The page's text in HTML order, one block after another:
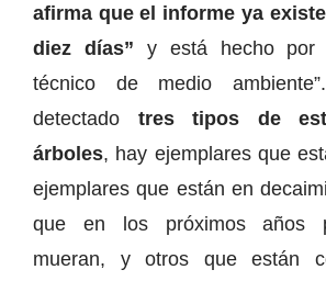
afirma que el informe ya
diez días” y está hecho por
técnico de medio
detectado tres tipos de
árboles, hay ejemplares que
ejemplares que están en
que en los próximos años
mueran, y otros que están